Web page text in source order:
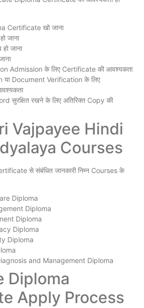
Certificate खो जाना
जाना
जाना
Admission के लिए Certificate की आवश्यकता
या Document Verification के लिए
सुरक्षित रखने के लिए अतिरिक्त Copy की
Vajpayee Hindi
Courses
से संबंधित जानकारी निम्न Courses के
Diploma
Diploma
Diploma
Diploma
Diploma
and Management Diploma
Diploma
Apply Process